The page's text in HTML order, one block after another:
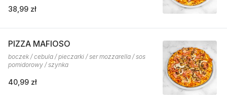
38,99 zł
PIZZA MAFIOSO
boczek / cebula / pieczarki / ser mozzarella / sos
pomidorowy / szynka
40,99 zł